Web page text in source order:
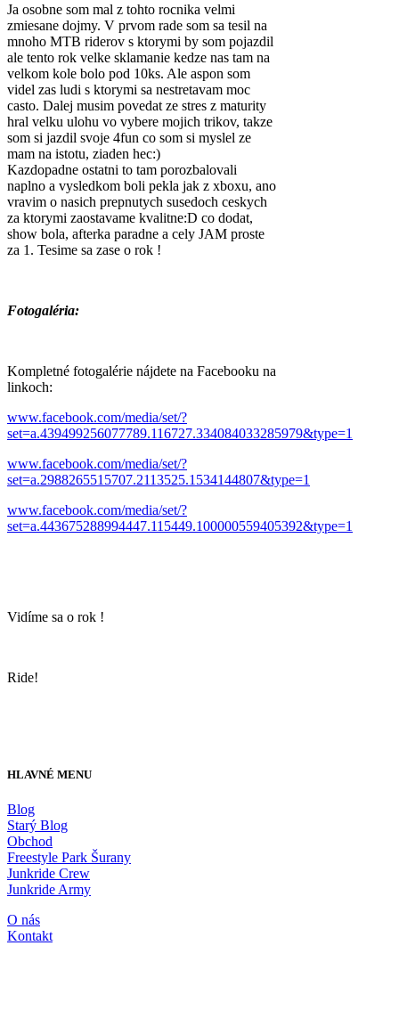
Ja osobne som mal z tohto rocnika velmi
zmiesane dojmy. V prvom rade som sa tesil na
mnoho MTB riderov s ktorymi by som pojazdil
ale tento rok velke sklamanie kedze nas tam na
velkom kole bolo pod 10ks. Ale aspon som
videl zas ludi s ktorymi sa nestretavam moc
casto. Dalej musim povedat ze stres z maturity
hral velku ulohu vo vybere mojich trikov, takze
som si jazdil svoje 4fun co som si myslel ze
mam na istotu, ziaden hec:)
Kazdopadne ostatni to tam porozbalovali
naplno a vysledkom boli pekla jak z xboxu, ano
vravim o nasich prepnutych susedoch ceskych
za ktorymi zaostavame kvalitne:D co dodat,
show bola, afterka paradne a cely JAM proste
za 1. Tesime sa zase o rok !
Fotogaléria:
Kompletné fotogalérie nájdete na Facebooku na
linkoch:
www.facebook.com/media/set/?
set=a.439499256077789.116727.334084033285979&type=1
www.facebook.com/media/set/?
set=a.2988265515707.2113525.1534144807&type=1
www.facebook.com/media/set/?
set=a.443675288994447.115449.100000559405392&type=1
Vidíme sa o rok !
Ride!
HLAVNÉ MENU
Blog
Starý Blog
Obchod
Freestyle Park Šurany
Junkride Crew
Junkride Army
O nás
Kontakt